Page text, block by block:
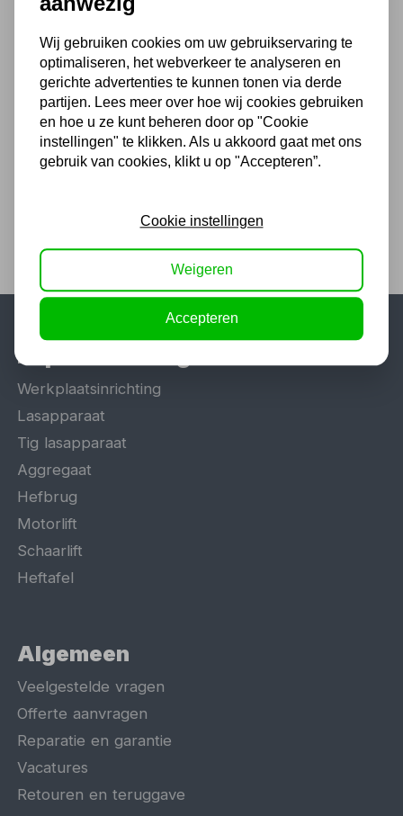
Stadsbezem – Natuurvezel –
41 cm – Houten steel – 140
cm
22,99
19,00 excl. BTW
Populaire categorieën
Werkplaatsinrichting
Lasapparaat
Tig lasapparaat
Aggregaat
Hefbrug
Motorlift
Schaarlift
Heftafel
Algemeen
Veelgestelde vragen
Offerte aanvragen
Reparatie en garantie
Vacatures
Retouren en teruggave
Wij gebruiken cookies om uw gebruikservaring te
optimaliseren, het webverkeer te analyseren en
gerichte advertenties te kunnen tonen via derde
partijen. Lees meer over hoe wij cookies gebruiken
en hoe u ze kunt beheren door op "Cookie
instellingen" te klikken. Als u akkoord gaat met ons
gebruik van cookies, klikt u op "Accepteren”.
Cookie instellingen
Weigeren
Accepteren